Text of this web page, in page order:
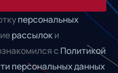
персональных
рассылоки
с Политикой
персональных данных